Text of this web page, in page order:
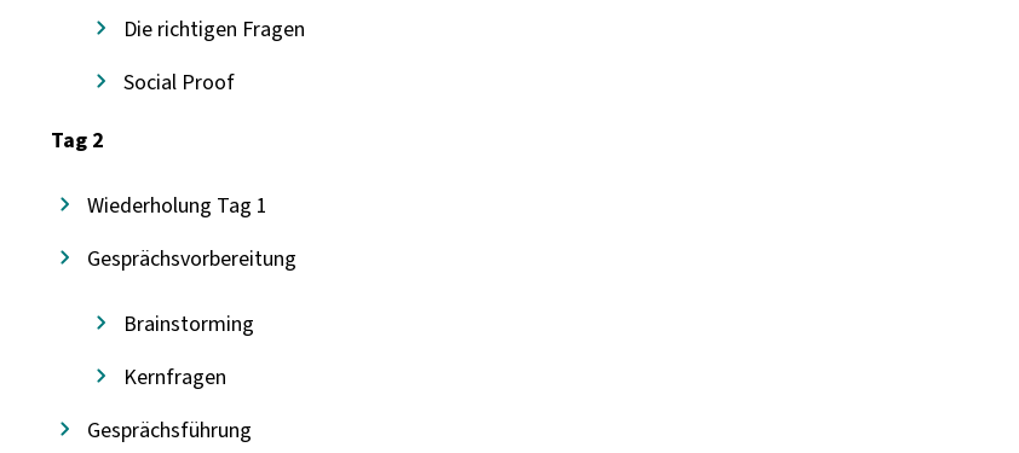
Die richtigen Fragen
Social Proof
Tag 2
Wiederholung Tag 1
Gesprächsvorbereitung
Brainstorming
Kernfragen
Gesprächsführung